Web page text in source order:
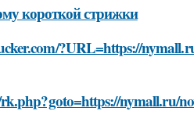
короткой стрижки
?URL=https://
nymall.ru/